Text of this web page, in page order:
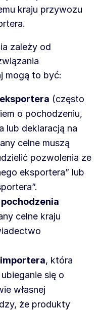
kraju przywozu
zależy od
mogą to być:
(często
o pochodzeniu,
lub deklaracją na
celne muszą
pozwolenia ze
eksportera” lub
celne kraju
, która
się o
własnej
że produkty